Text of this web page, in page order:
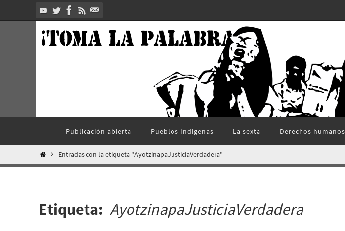
al
contenido
Publicación abierta Pueblos Indí­genas La sexta Derechos humanos
InicioEntradas con la etiqueta "AyotzinapaJusticiaVerdadera"
Etiqueta: AyotzinapaJusticiaVerdadera